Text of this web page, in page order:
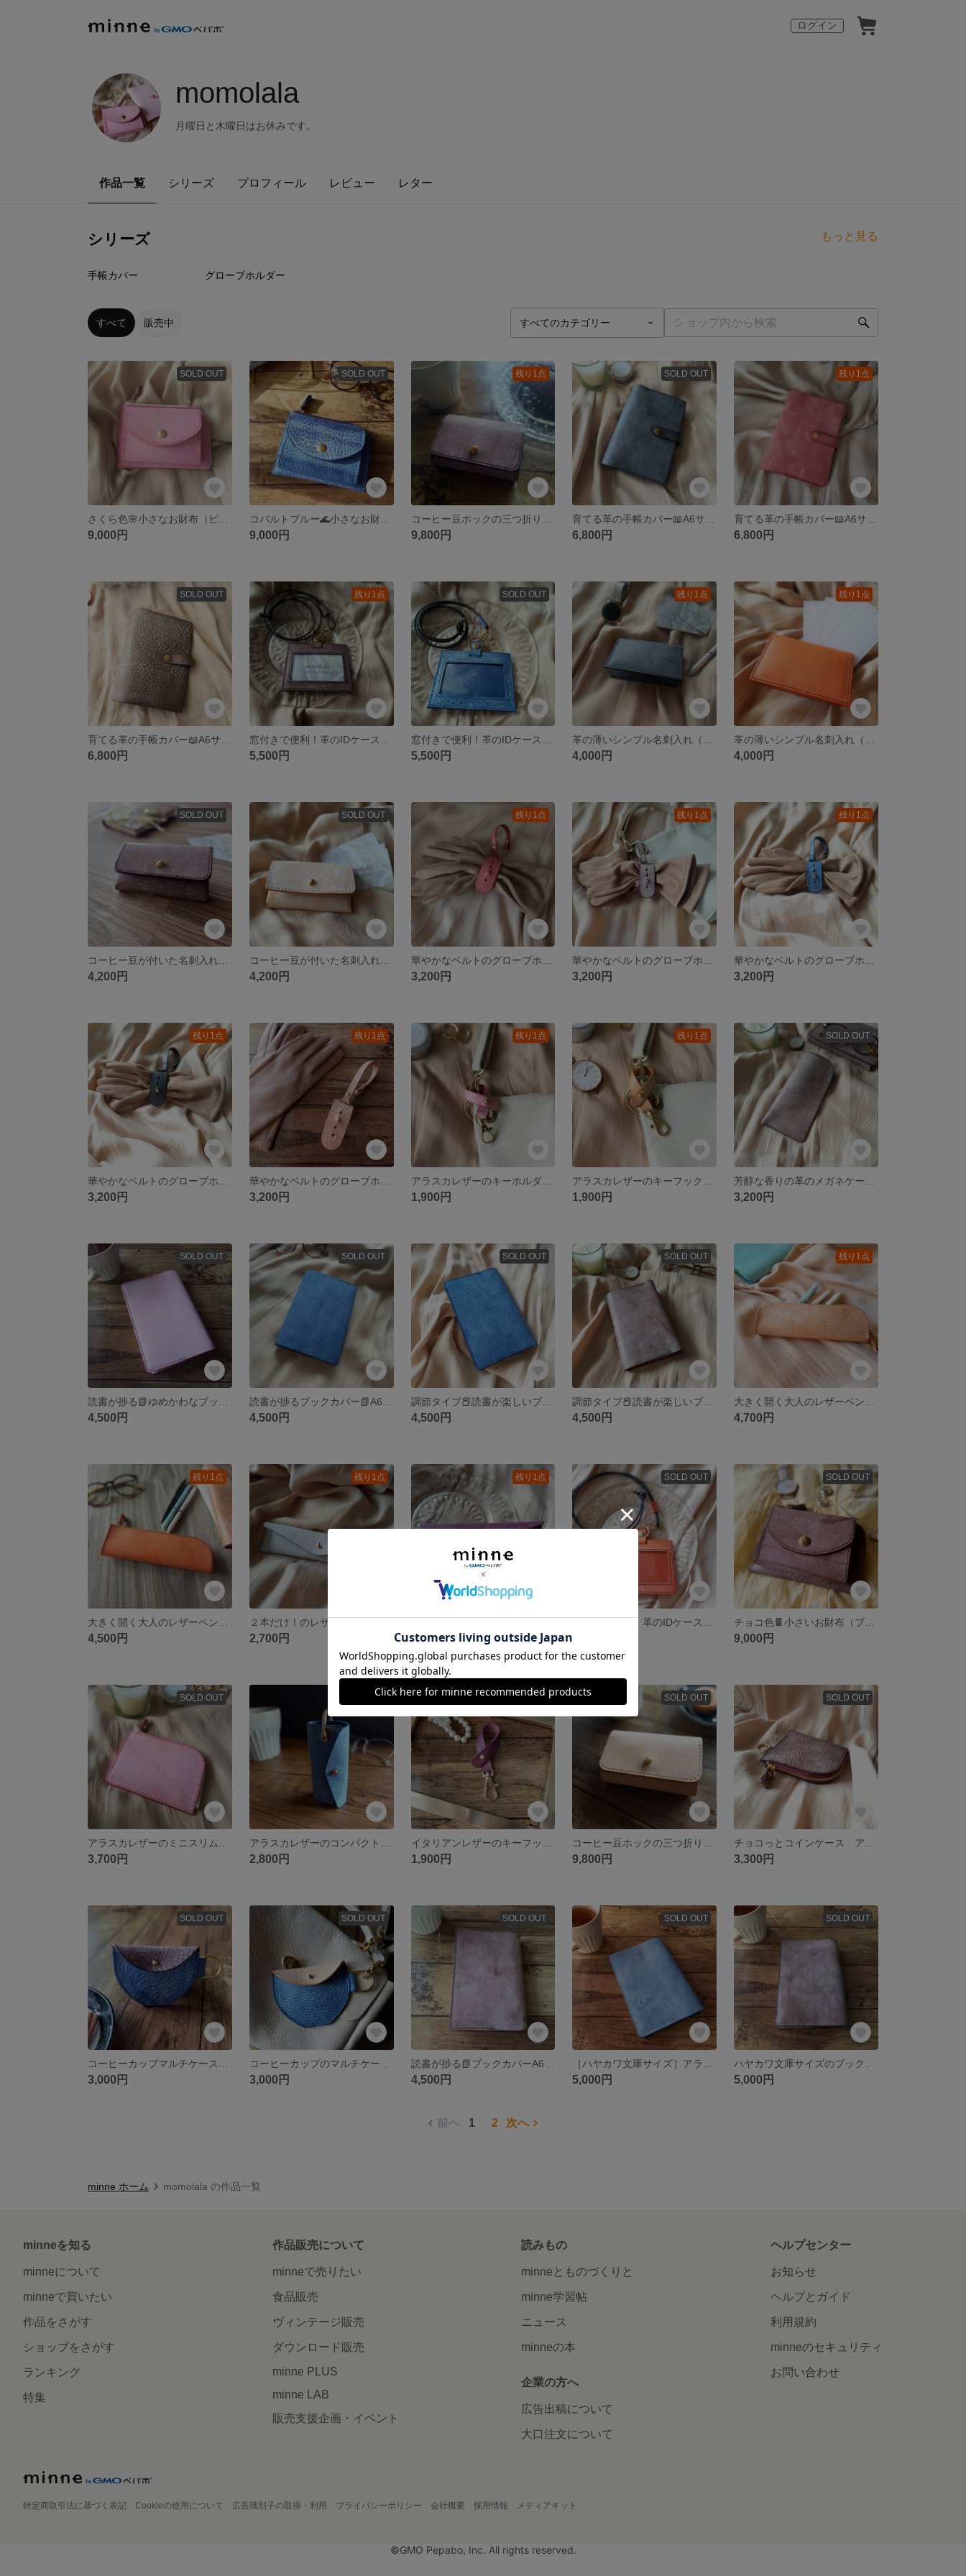
ログイン
momolala
月曜日と木曜日はお休みです。
作品一覧 シリーズ プロフィール レビュー レター
シリーズ もっと見る
手帳カバー グローブホルダー
すべて 販売中
SOLD OUT
9,000円
SOLD OUT
コバルトブルー🌊小さなお財布（ブルー）アラスカレザー 本革
9,000円
残り1点
9,800円
SOLD OUT
6,800円
残り1点
6,800円
SOLD OUT
6,800円
残り1点
5,500円
SOLD OUT
5,500円
残り1点
4,000円
残り1点
4,000円
SOLD OUT
4,200円
SOLD OUT
コーヒー豆が付いた名刺入れ（ベージュ）アラスカレザー 本革
4,200円
残り1点
3,200円
残り1点
3,200円
残り1点
3,200円
残り1点
3,200円
残り1点
3,200円
残り1点
アラスカレザーのキーホルダー キーフック チャーム 本革 ピンク
1,900円
残り1点
1,900円
SOLD OUT
3,200円
SOLD OUT
4,500円
SOLD OUT
4,500円
SOLD OUT
調節タイプ📕読書が楽しいブックカバーA6サイズ（ブルー）アラスカレザー 本革
4,500円
SOLD OUT
4,500円
残り1点
4,700円
残り1点
4,500円
残り1点
2,700円
残り1点
2,700円
SOLD OUT SOLD OUT
9,000円
SOLD OUT
3,700円
残り1点
2,800円
SOLD OUT
1,900円
SOLD OUT
9,800円
SOLD OUT
3,300円
SOLD OUT
3,000円
SOLD OUT
3,000円
SOLD OUT
4,500円
SOLD OUT
5,000円
SOLD OUT
5,000円
前へ 1 2 次へ
minne ホーム momolala の作品一覧
minneを知る
minneについて
minneで買いたい
作品をさがす
ショップをさがす
ランキング
特集
作品販売について
minneで売りたい
食品販売
ヴィンテージ販売
ダウンロード販売
minne PLUS
minne LAB
販売支援企画・イベント
読みもの
minneとものづくりと
minne学習帖
ニュース
minneの本
企業の方へ
広告出稿について
大口注文について
ヘルプセンター
お知らせ
ヘルプとガイド
利用規約
minneのセキュリティ
お問い合わせ
特定商取引法に基づく表記 Cookieの使用について 広告識別子の取得・利用 プライバシーポリシー 会社概要 採用情報 メディアキット
©GMO Pepabo, Inc. All rights reserved.